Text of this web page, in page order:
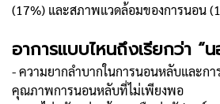
(17%) และสภาพแวดล้อมของการนอน
อาการแบบไหนถึงเรียกว่า “
- ความยากลำบากในการนอนหลับและกา
คุณภาพการนอนหลับที่ไม่เพียงพอ